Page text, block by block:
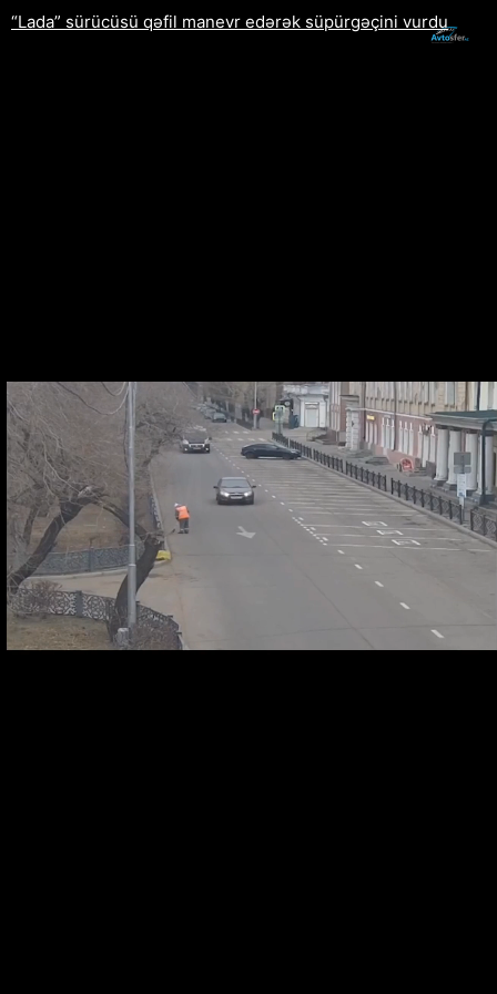
“Lada” sürücüsü qəfil manevr edərək süpürgəçini vurdu